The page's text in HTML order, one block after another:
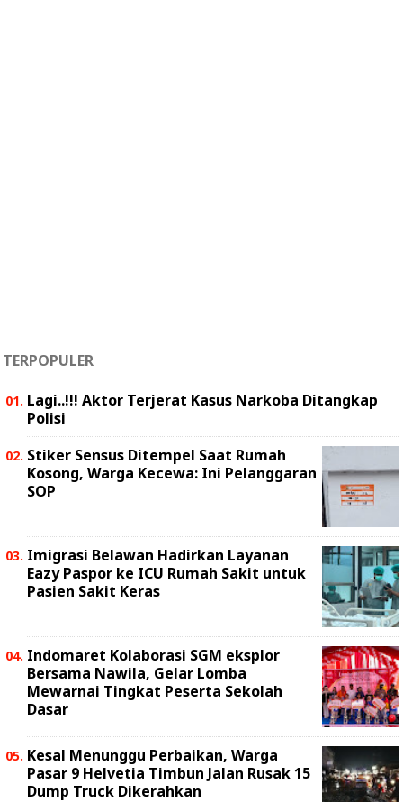
TERPOPULER
Lagi..!!! Aktor Terjerat Kasus Narkoba Ditangkap
Polisi
Stiker Sensus Ditempel Saat Rumah
Kosong, Warga Kecewa: Ini Pelanggaran
SOP
Imigrasi Belawan Hadirkan Layanan
Eazy Paspor ke ICU Rumah Sakit untuk
Pasien Sakit Keras
Indomaret Kolaborasi SGM eksplor
Bersama Nawila, Gelar Lomba
Mewarnai Tingkat Peserta Sekolah
Dasar
Kesal Menunggu Perbaikan, Warga
Pasar 9 Helvetia Timbun Jalan Rusak 15
Dump Truck Dikerahkan